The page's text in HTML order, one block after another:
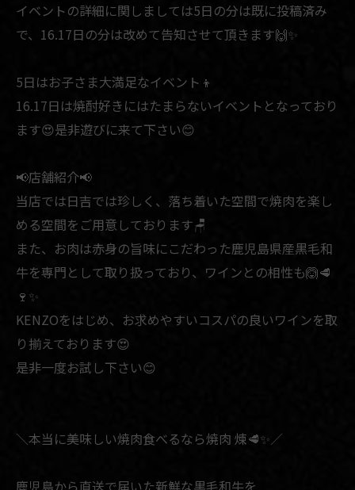
イベントの詳細に関しましては5日の分は既に投稿済み
で、16.17日の分は改めて告知させて頂きます🙌✨
5日はお子さま大満足なイベント👦
16.17日は焼酎好きにはたまらないイベントとなっており
ます😍是非遊びに来て下さい😊
📢店舗紹介📢
当店では日吉では珍しく、落ち着いた空間で焼肉を楽し
める空間をご用意しております🪑
また、お肉は赤身の旨味にこだわった鹿児島県産黒毛和
牛を専門として取り扱っており、ワインとの相性も🙆🥩
🍷✨
KENZOをはじめ、お求めやすいコスパの良いワインを取
り揃えております😍
是非一度お試し下さい😊
＼本当に美味しい焼肉食べるなら焼肉 煉🥩✨／
鹿児島から直送で届いた新鮮な黒毛和牛を